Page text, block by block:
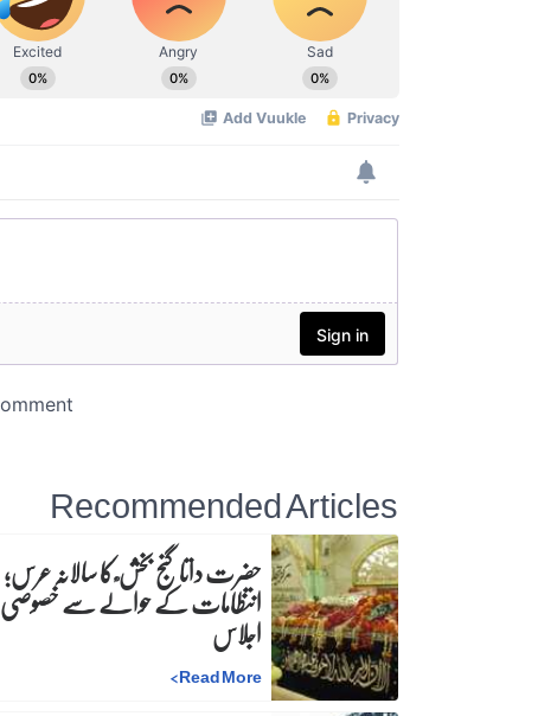
Recommended Articles
حضرت داتا گنج بخش ؒ کا سالانہ عرس;
انتظامات کے حوالے سے خصوصی
اجلاس
Read More
>